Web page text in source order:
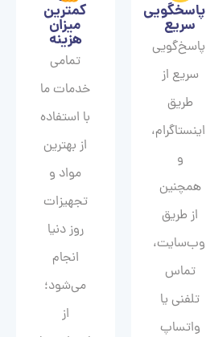
پاسخگویی
سریع
پاسخ‌گویی
سریع از
طریق
اینستاگرام،
و
همچنین
از طریق
وب‌سایت،
تماس
تلفنی یا
واتساپ
کمترین
میزان
هزینه
تمامی
خدمات ما
با استفاده
از بهترین
مواد و
تجهیزات
روز دنیا
انجام
می‌شود؛
از